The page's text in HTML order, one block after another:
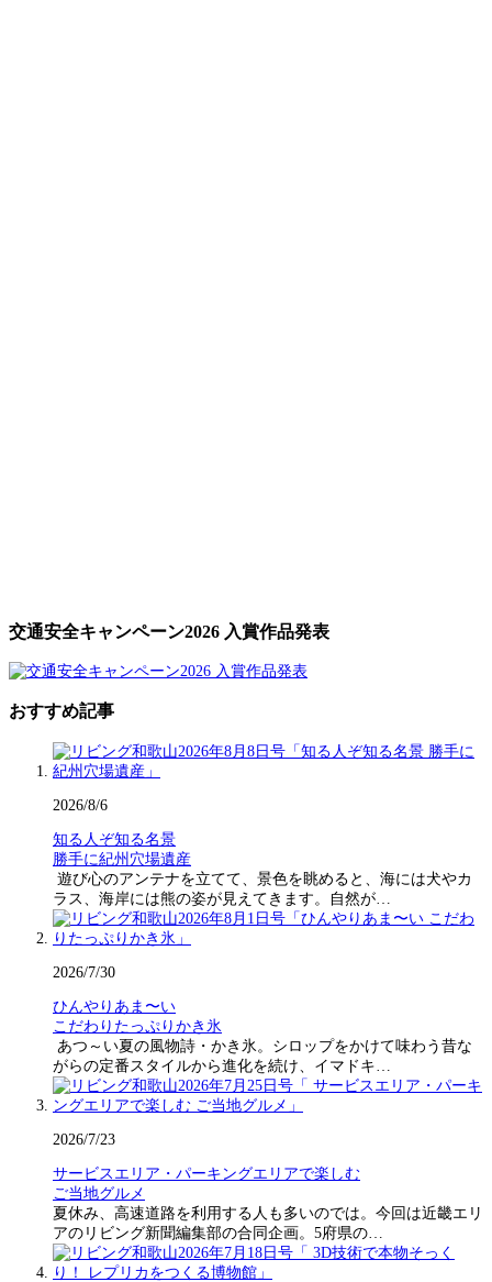
交通安全キャンペーン2026 入賞作品発表
おすすめ記事
2026/8/6
知る人ぞ知る名景
勝手に紀州穴場遺産
遊び心のアンテナを立てて、景色を眺めると、海には犬やカ
ラス、海岸には熊の姿が見えてきます。自然が…
2026/7/30
ひんやりあま〜い
こだわりたっぷりかき氷
あつ～い夏の風物詩・かき氷。シロップをかけて味わう昔な
がらの定番スタイルから進化を続け、イマドキ…
2026/7/23
サービスエリア・パーキングエリアで楽しむ
ご当地グルメ
夏休み、高速道路を利用する人も多いのでは。今回は近畿エリ
アのリビング新聞編集部の合同企画。5府県の…